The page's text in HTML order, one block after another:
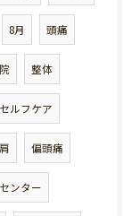
8月 頭痛
整体
セルフケア
偏頭痛
ンター